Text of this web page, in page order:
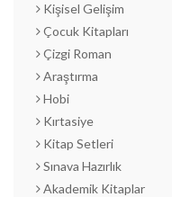
Kişisel Gelişim
Çocuk Kitapları
Çizgi Roman
Araştırma
Hobi
Kırtasiye
Kitap Setleri
Sınava Hazırlık
Akademik Kitaplar